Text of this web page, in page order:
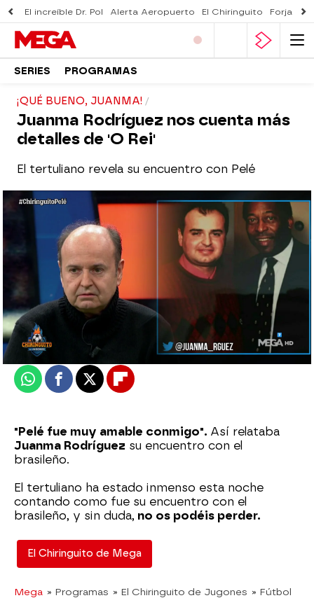
El increíble Dr. Pol Alerta Aeropuerto El Chiringuito Forjado
SERIES PROGRAMAS
¡QUÉ BUENO, JUANMA!
Juanma Rodríguez nos cuenta más
detalles de 'O Rei'
El tertuliano revela su encuentro con Pelé
El Chiringuito
Actualizado:
30 de diciembre de 2022, 06:00
Publicado:
30 de diciembre de 2022, 02:00
WhatsappFacebook
X Flipboard
"Pelé fue muy amable conmigo". Así relataba
Juanma Rodríguez su encuentro con el
brasileño.
El tertuliano ha estado inmenso esta noche
contando como fue su encuentro con el
brasileño, y sin duda, no os podéis perder.
El Chiringuito de Mega
Mega » Programas » El Chiringuito de Jugones » Fútbol